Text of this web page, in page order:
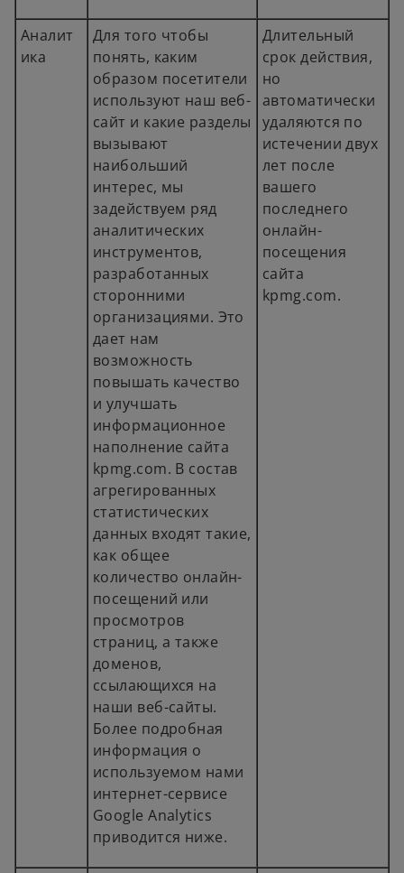
Аналит
ика
Для того чтобы
понять, каким
образом посетители
используют наш веб-
сайт и какие разделы
вызывают
наибольший
интерес, мы
задействуем ряд
аналитических
инструментов,
разработанных
сторонними
организациями. Это
дает нам
возможность
повышать качество
и улучшать
информационное
наполнение сайта
kpmg.com. В состав
агрегированных
статистических
данных входят такие,
как общее
количество онлайн-
посещений или
просмотров
страниц, а также
доменов,
ссылающихся на
наши веб-сайты.
Более подробная
информация о
используемом нами
интернет-сервисе
Google Analytics
приводится ниже.
Длительный
срок действия,
но
автоматически
удаляются по
истечении двух
лет после
вашего
последнего
онлайн-
посещения
сайта
kpmg.com.